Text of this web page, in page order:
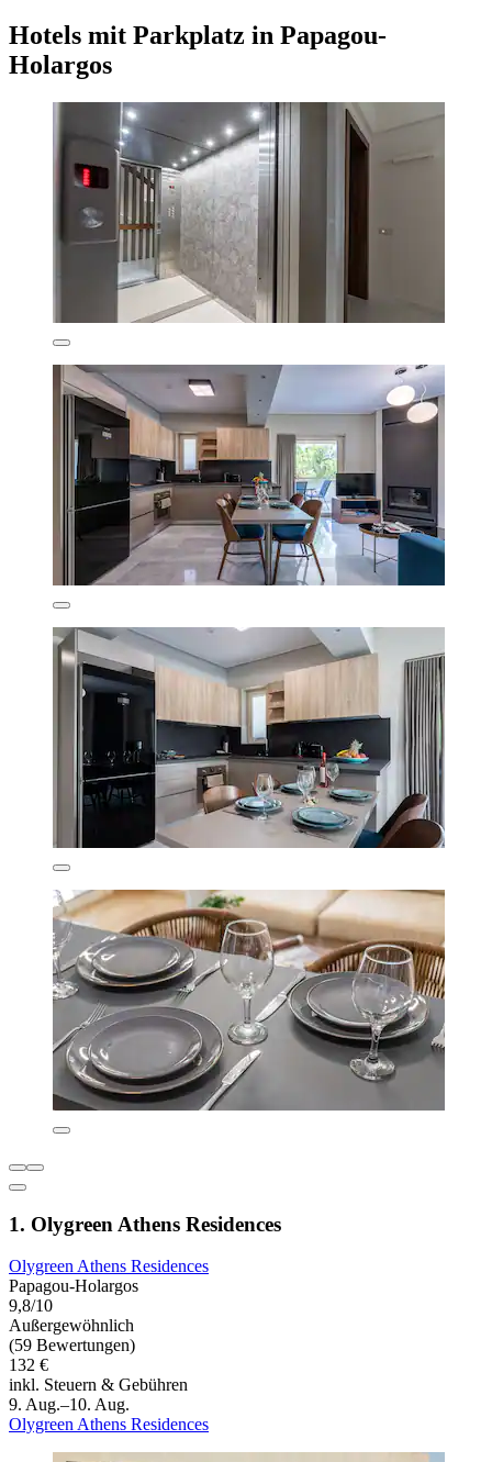
Hotels mit Parkplatz in Papagou-
Holargos
1. Olygreen Athens Residences
Olygreen Athens Residences
Papagou-Holargos
9,8/10
Außergewöhnlich
(59 Bewertungen)
132 €
inkl. Steuern & Gebühren
9. Aug.–10. Aug.
Olygreen Athens Residences